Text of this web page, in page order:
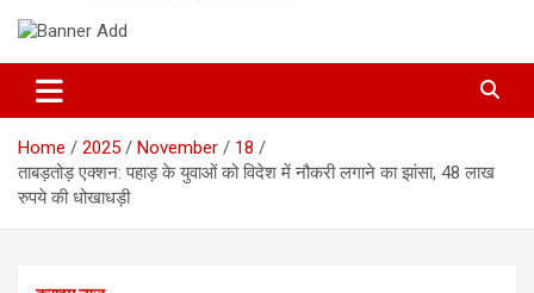
Bhilangana Express
Home 2025 November
18
ताबड़तोड़ एक्शन: पहाड़ के युवाओं को विदेश में नौकरी लगाने का झांसा, 48 लाख
रुपये की धोखाधड़ी